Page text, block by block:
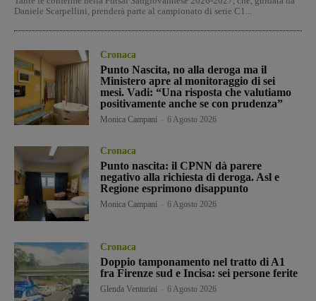
Daniele Scarpellini, prenderà parte al campionato di serie C1...
Cronaca
Punto Nascita, no alla deroga ma il
Ministero apre al monitoraggio di sei
mesi. Vadi: “Una risposta che valutiamo
positivamente anche se con prudenza”
Monica Campani 6 Agosto 2026
Cronaca
Punto nascita: il CPNN dà parere
negativo alla richiesta di deroga. Asl e
Regione esprimono disappunto
Monica Campani 6 Agosto 2026
Cronaca
Doppio tamponamento nel tratto di A1
fra Firenze sud e Incisa: sei persone ferite
Glenda Venturini 6 Agosto 2026